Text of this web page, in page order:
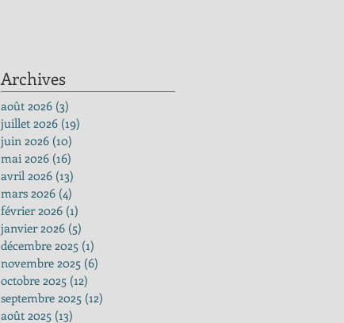
Archives
août 2026 (3)
juillet 2026 (19)
juin 2026 (10)
mai 2026 (16)
avril 2026 (13)
mars 2026 (4)
février 2026 (1)
janvier 2026 (5)
décembre 2025 (1)
novembre 2025 (6)
octobre 2025 (12)
septembre 2025 (12)
août 2025 (13)